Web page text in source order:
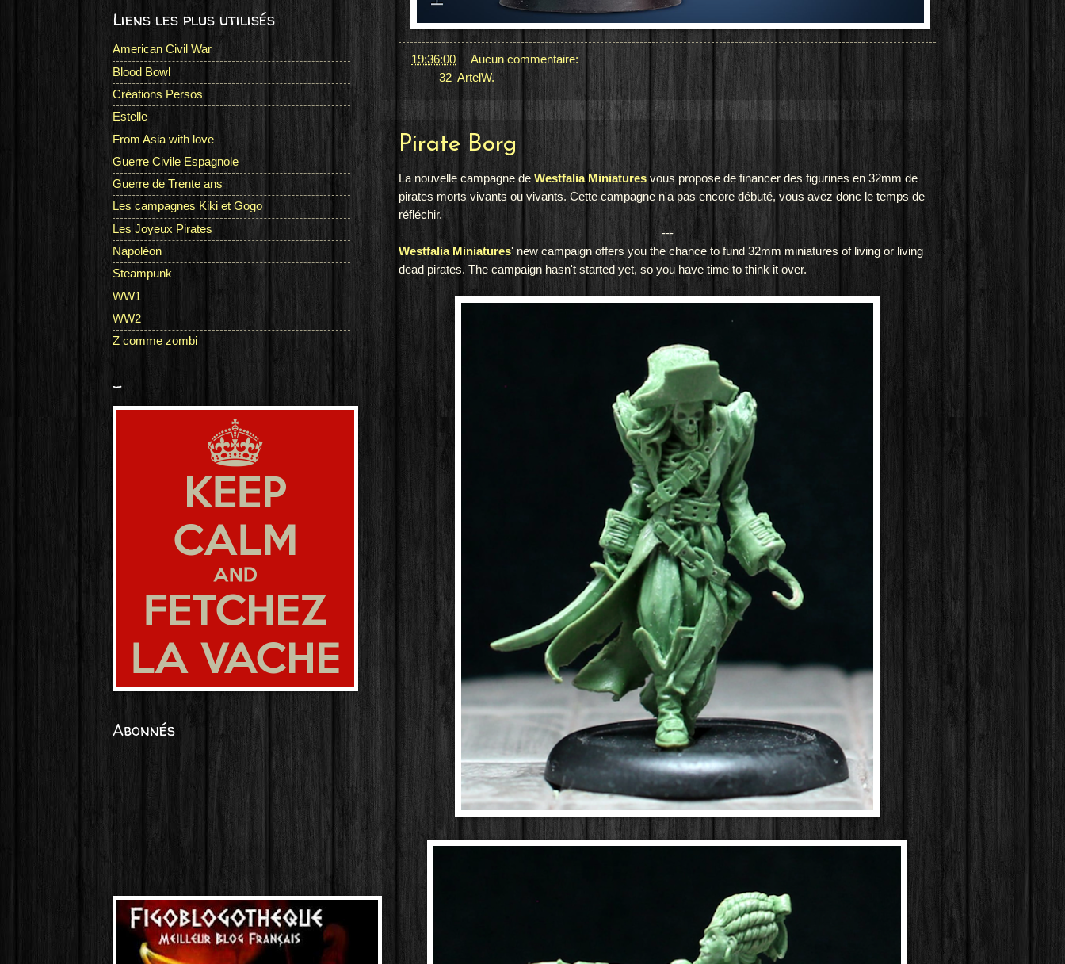
at 19:36:00
Aucun commentaire:
Labels: 32 ArtelW.
Pirate Borg
La nouvelle campagne de Westfalia Miniatures vous propose de financer des figurines en 32mm de
pirates morts vivants ou vivants. Cette campagne n'a pas encore débuté, vous avez donc le temps de
réfléchir.
---
Westfalia Miniatures' new campaign offers you the chance to fund 32mm miniatures of living or living
dead pirates. The campaign hasn't started yet, so you have time to think it over.
Liens les plus utilisés
American Civil War
Blood Bowl
Créations Persos
Estelle
From Asia with love
Guerre Civile Espagnole
Guerre de Trente ans
Les campagnes Kiki et Gogo
Les Joyeux Pirates
Napoléon
Steampunk
WW1
WW2
Z comme zombi
-
Abonnés